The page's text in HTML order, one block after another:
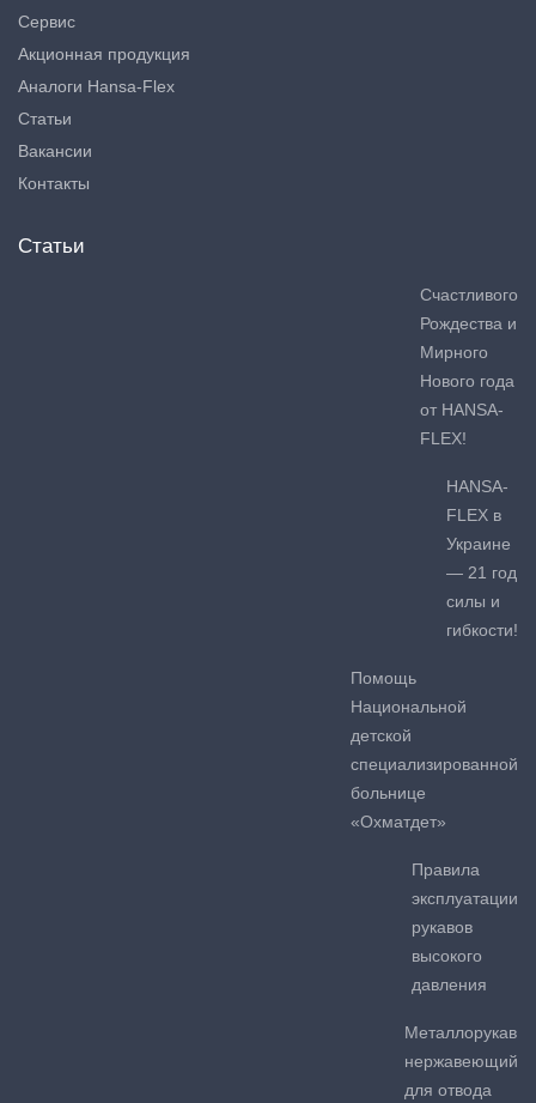
Сервис
Акционная продукция
Аналоги Hansa-Flex
Статьи
Вакансии
Контакты
Статьи
Счастливого
Рождества и
Мирного
Нового года
от HANSA-
FLEX!
HANSA-
FLEX в
Украине
— 21 год
силы и
гибкости!
Помощь
Национальной
детской
специализированной
больнице
«Охматдет»
Правила
эксплуатации
рукавов
высокого
давления
Металлорукав
нержавеющий
для отвода